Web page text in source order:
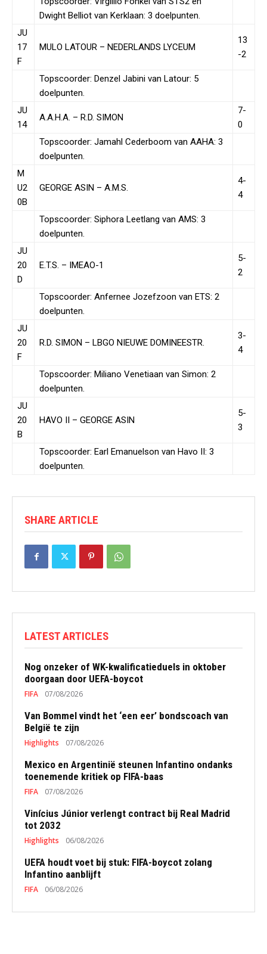
Dwight Belliot van Kerklaan: 3 doelpunten.
JU
17
F
MULO LATOUR – NEDERLANDS LYCEUM
13
-2
Topscoorder: Denzel Jabini van Latour: 5
doelpunten.
JU
14
A.A.H.A. – R.D. SIMON
7-
0
Topscoorder: Jamahl Cederboom van AAHA: 3
doelpunten.
M
U2
0B
GEORGE ASIN – A.M.S.
4-
4
Topscoorder: Siphora Leetlang van AMS: 3
doelpunten.
JU
20
D
E.T.S. – IMEAO-1
5-
2
Topscoorder: Anfernee Jozefzoon van ETS: 2
doelpunten.
JU
20
F
R.D. SIMON – LBGO NIEUWE DOMINEESTR.
3-
4
Topscoorder: Miliano Venetiaan van Simon: 2
doelpunten.
JU
20
B
HAVO II – GEORGE ASIN
5-
3
Topscoorder: Earl Emanuelson van Havo II: 3
doelpunten.
SHARE ARTICLE
LATEST ARTICLES
Nog onzeker of WK-kwalificatieduels in oktober
doorgaan door UEFA-boycot
FIFA 07/08/2026
Van Bommel vindt het ‘een eer’ bondscoach van
België te zijn
Highlights 07/08/2026
Mexico en Argentinië steunen Infantino ondanks
toenemende kritiek op FIFA-baas
FIFA 07/08/2026
Vinícius Júnior verlengt contract bij Real Madrid
tot 2032
Highlights 06/08/2026
UEFA houdt voet bij stuk: FIFA-boycot zolang
Infantino aanblijft
FIFA 06/08/2026